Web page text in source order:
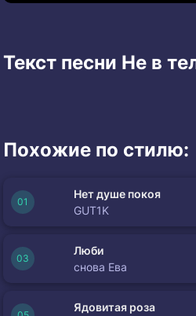
Текст песни Не в
Похожие по стилю:
Нет душе покоя
GUT1K
Люби
снова Ева
Ядовитая роза